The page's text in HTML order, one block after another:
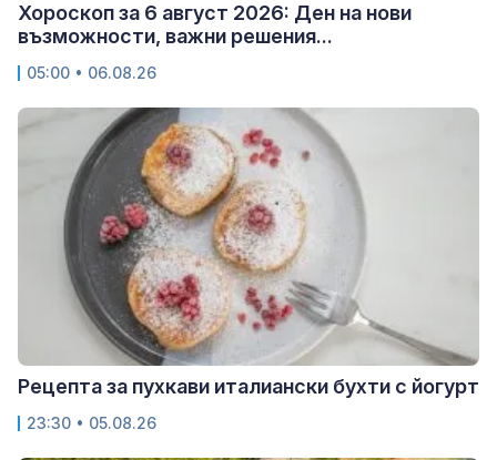
Хороскоп за 6 август 2026: Ден на нови
възможности, важни решения...
05:00 • 06.08.26
Рецепта за пухкави италиански бухти с йогурт
23:30 • 05.08.26